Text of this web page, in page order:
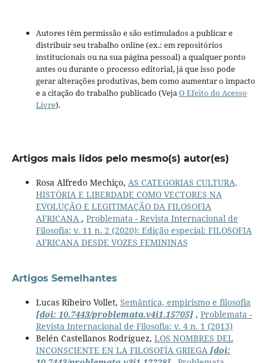
Autores têm permissão e são estimulados a publicar e
distribuir seu trabalho online (ex.: em repositórios
institucionais ou na sua página pessoal) a qualquer ponto
antes ou durante o processo editorial, já que isso pode
gerar alterações produtivas, bem como aumentar o impacto
e a citação do trabalho publicado (VejaO Efeito do Acesso
Livre).
Artigos mais lidos pelo mesmo(s) autor(es)
Rosa Alfredo Mechiço, AS CATEGORIAS CULTURA,
HISTÓRIA E LIBERDADE COMO VECTORES NA
EVOLUÇÃO E LEGITIMAÇÃO DA FILOSOFIA
AFRICANA , Problemata - Revista Internacional de
Filosofia: v. 11 n. 2 (2020): Edição especial: FILOSOFIA
AFRICANA DESDE VOZES FEMININAS
Artigos Semelhantes
Lucas Ribeiro Vollet, Semântica, empirismo e filosofia
[doi: 10.7443/problemata.v4i1.15705], Problemata -
Revista Internacional de Filosofia: v. 4 n. 1 (2013)
Belén Castellanos Rodríguez, LOS NOMBRES DEL
INCONSCIENTE EN LA FILOSOFÍA GRIEGA [doi: